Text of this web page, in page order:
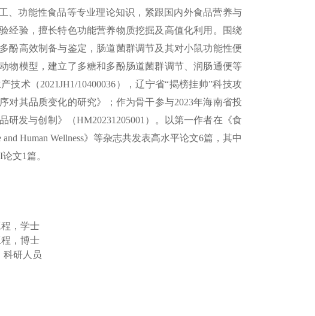
功能性食品等专业理论知识，紧跟国内外食品营养与
经验，擅长特色功能营养物质挖掘及高值化利用。围绕
酚高效制备与鉴定，肠道菌群调节及其对小鼠功能性便
物模型，建立了多糖和多酚肠道菌群调节、润肠通便等
术（2021JH1/10400036），辽宁省“揭榜挂帅”科技攻
对其品质变化的研究》；作为骨干参与2023年海南省投
发与创制》（HM20231205001）。以第一作者在《食
and Human Wellness》等杂志共发表高水平论文6篇，其中
文1篇。
，学士
，博士
研人员